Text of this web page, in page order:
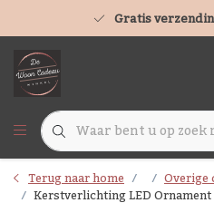
Gratis
Terug naar home Overige
Kerstverlichting LED